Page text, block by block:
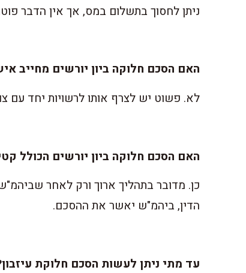
ניתן לחסוך בתשלום במס, אך אין הדבר
האם הסכם חלוקה ביון יורשים מחייב
לא. פשוט יש לצרף אותו לרשויות יחד עם
האם הסכם חלוקה ביון יורשים הכולל
כן. מדובר בתהליך ארוך ורק לאחר
הדין, ביהמ"ש יאשר את ההסכם.
עד מתי ניתן לעשות הסכם חלוקת